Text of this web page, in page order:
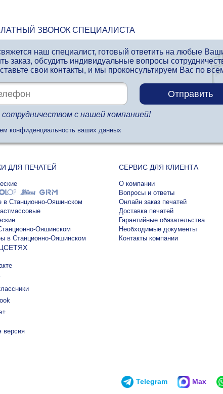
ЗВОНОК СПЕЦИАЛИСТА
наш специалист, готовый ответить на любые
заказ, обсудить индивидуальные вопросы
свои контакты, и мы проконсультируем Вас по
с нашей компанией!
конфиденциальность ваших данных
ДЛЯ ПЕЧАТЕЙ
в Станционно-Ояшинском
Ояшинском
в Станционно-Ояшинском
СЕРВИС ДЛЯ КЛИЕНТА
О компании
Вопросы и ответы
Онлайн заказ печатей
Доставка печатей
Гарантийные обязательства
Необходимые документы
Контакты компании
версия
Telegram Max